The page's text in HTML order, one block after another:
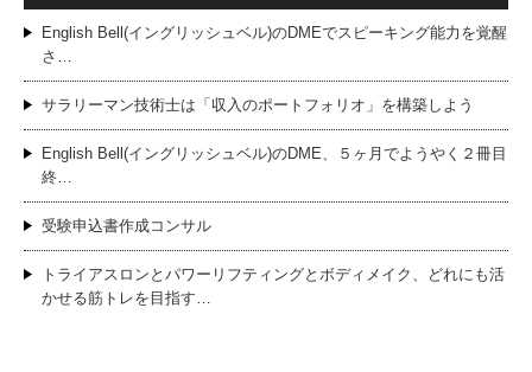
English Bell(イングリッシュベル)のDMEでスピーキング能力を覚醒
さ…
サラリーマン技術士は「収入のポートフォリオ」を構築しよう
English Bell(イングリッシュベル)のDME、５ヶ月でようやく２冊目
終…
受験申込書作成コンサル
トライアスロンとパワーリフティングとボディメイク、どれにも活
かせる筋トレを目指す…